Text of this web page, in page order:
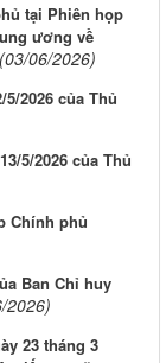
tại Phiên họp
ương về
(03/06/2026)
2026 của Thủ
5/2026 của Thủ
Chính phủ
Ban Chỉ huy
2026)
23 tháng 3